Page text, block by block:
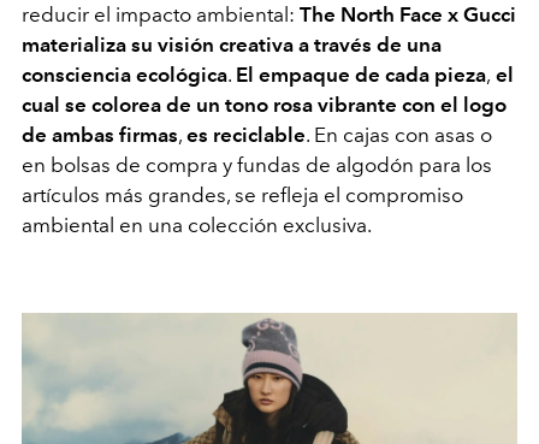
reducir el impacto ambiental: The North Face x Gucci
materializa su visión creativa a través de una
consciencia ecológica. El empaque de cada pieza, el
cual se colorea de un tono rosa vibrante con el logo
de ambas firmas, es reciclable. En cajas con asas o
en bolsas de compra y fundas de algodón para los
artículos más grandes, se refleja el compromiso
ambiental en una colección exclusiva.